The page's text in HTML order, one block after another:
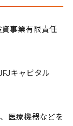
事業有限責任
キャピタル
医療機器などを